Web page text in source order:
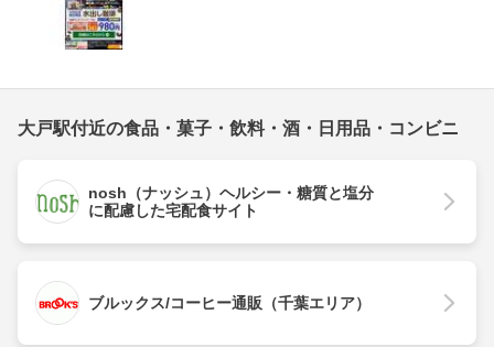
大戸駅付近の食品・菓子・飲料・酒・日用品・コンビニ
nosh（ナッシュ）ヘルシー・糖質と塩分
に配慮した宅配食サイト
ブルックス/コーヒー通販（千葉エリア）